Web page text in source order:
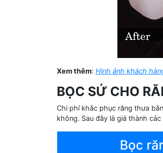
Xem thêm: Hình ảnh khách
BỌC SỨ CHO
Chi phí khắc phục răng thưa
không. Sau đây là giá thành
Bọc